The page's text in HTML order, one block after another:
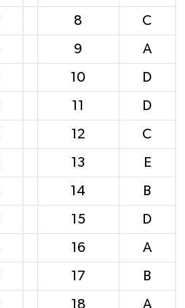
8 C
9 A
10 D
11 D
12 C
13 E
14 B
15 D
16 A
17 B
18 A